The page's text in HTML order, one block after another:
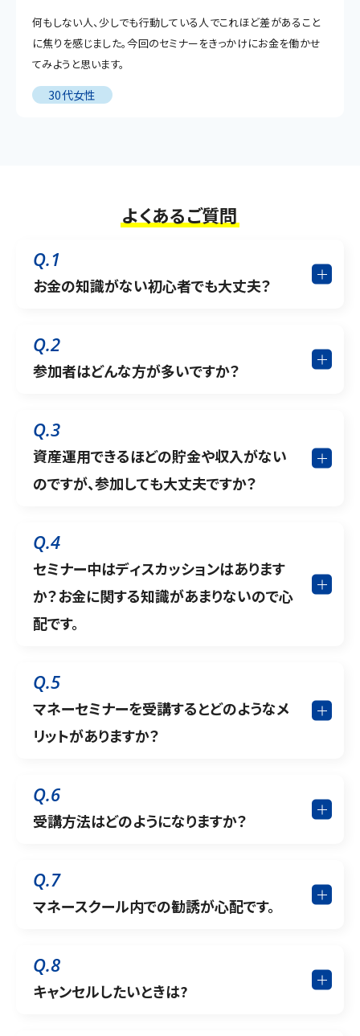
何もしない人、少しでも行動している人でこれほど差があること
に焦りを感じました。今回のセミナーをきっかけにお金を働かせ
てみようと思います。
30代女性
よくあるご質問
Q.1
お金の知識がない初心者でも大丈夫？
Q.2
参加者はどんな方が多いですか？
Q.3
資産運用できるほどの貯金や収入がない
のですが、参加しても大丈夫ですか？
Q.4
セミナー中はディスカッションはあります
か？お金に関する知識があまりないので心
配です。
Q.5
マネーセミナーを受講するとどのようなメ
リットがありますか？
Q.6
受講方法はどのようになりますか？
Q.7
マネースクール内での勧誘が心配です。
Q.8
キャンセルしたいときは?